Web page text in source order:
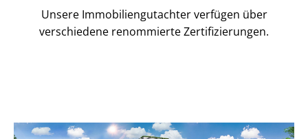
Unsere Immobilien­gutachter verfügen über
verschiedene renommierte Zer­ti­fi­zie­run­gen.